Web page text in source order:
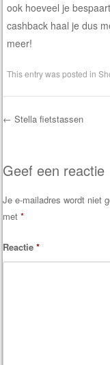
ook hoeveel je
cashback haal je dus
meer!
This entry was posted in
← Stella fietstassen
Geef een reactie
Je e-mailadres wordt niet
met*
Reactie*